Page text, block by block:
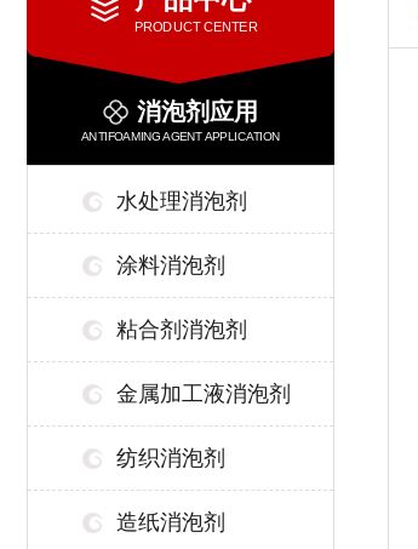
PRODUCT CENTER
消泡剂应用
ANTIFOAMING AGENT APPLICATION
水处理消泡剂
涂料消泡剂
粘合剂消泡剂
金属加工液消泡剂
纺织消泡剂
造纸消泡剂